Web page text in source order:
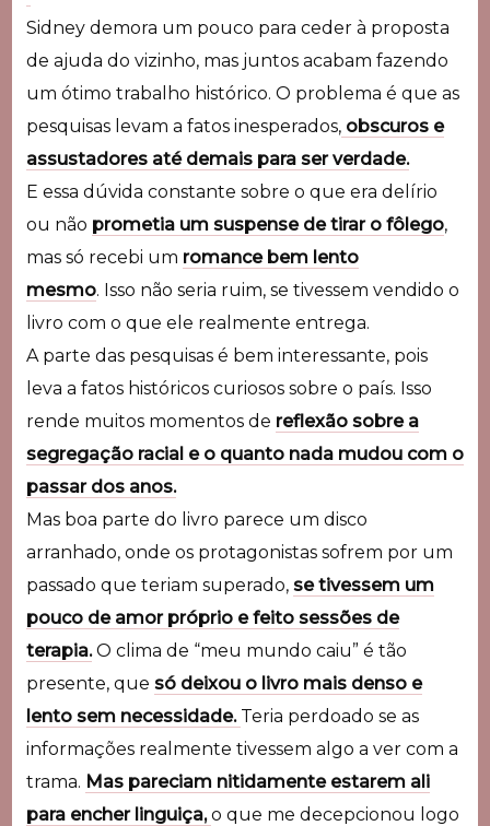
Sidney demora um pouco para ceder à proposta
de ajuda do vizinho, mas juntos acabam fazendo
um ótimo trabalho histórico. O problema é que as
pesquisas levam a fatos inesperados,obscuros e
assustadores até demais para ser verdade.
E essa dúvida constante sobre o que era delírio
ou não prometia um suspense de tirar o fôlego,
mas só recebi um romance bem lento
mesmo. Isso não seria ruim, se tivessem vendido o
livro com o que ele realmente entrega.
A parte das pesquisas é bem interessante, pois
leva a fatos históricos curiosos sobre o país. Isso
rende muitos momentos de reflexão sobre a
segregação racial e o quanto nada mudou com o
passar dos anos.
Mas boa parte do livro parece um disco
arranhado, onde os protagonistas sofrem por um
passado que teriam superado, se tivessem um
pouco de amor próprio e feito sessões de
terapia.O clima de “meu mundo caiu” é tão
presente, que só deixou o livro mais denso e
lento sem necessidade. Teria perdoado se as
informações realmente tivessem algo a ver com a
trama. Mas pareciam nitidamente estarem ali
para encher linguiça,o que me decepcionou logo